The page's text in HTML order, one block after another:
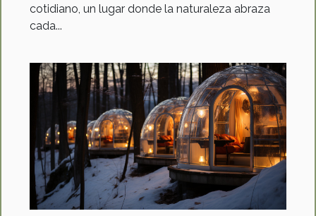
cotidiano, un lugar donde la naturaleza abraza
cada...